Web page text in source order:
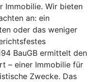
Immobilie. Wir bieten
an: ein
oder das weniger
BauGB ermittelt den
– einer Immobilie für
Zwecke. Das